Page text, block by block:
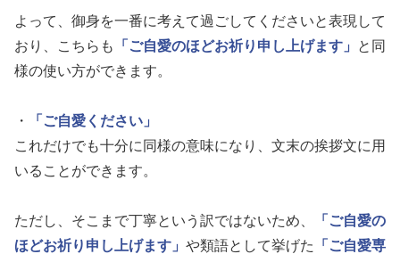
よって、御身を一番に考えて過ごしてくださいと表現して
おり、こちらも
「ご自愛のほどお祈り申し上げます」
と同
様の使い方ができます。
・
「ご自愛ください」
これだけでも十分に同様の意味になり、文末の挨拶文に用
いることができます。
ただし、そこまで丁寧という訳ではないため、
「ご自愛の
ほどお祈り申し上げます」 や類語として挙げた
「ご自愛専